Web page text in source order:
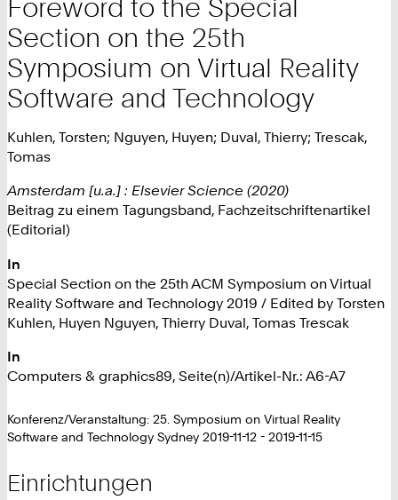
Foreword to the Special
Section on the 25th
Symposium on Virtual Reality
Software and Technology
Kuhlen, Torsten; Nguyen, Huyen; Duval, Thierry; Trescak,
Tomas
Amsterdam [u.a.] : Elsevier Science (2020)
Beitrag zu einem Tagungsband, Fachzeitschriftenartikel
(Editorial)
In
Special Section on the 25th ACM Symposium on Virtual
Reality Software and Technology 2019 / Edited by Torsten
Kuhlen, Huyen Nguyen, Thierry Duval, Tomas Trescak
In
Computers & graphics89, Seite(n)/Artikel-Nr.: A6-A7
Konferenz/Veranstaltung: 25. Symposium on Virtual Reality
Software and Technology Sydney 2019-11-12 - 2019-11-15
Einrichtungen